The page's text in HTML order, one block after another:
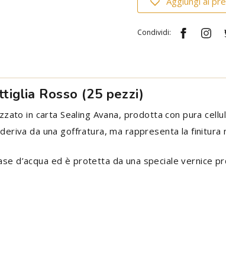
Condividi:
Rosso (25 pezzi)
in carta Sealing Avana, prodotta con pura
da una goffratura, ma rappresenta la
d’acqua ed è protetta da una speciale vernice